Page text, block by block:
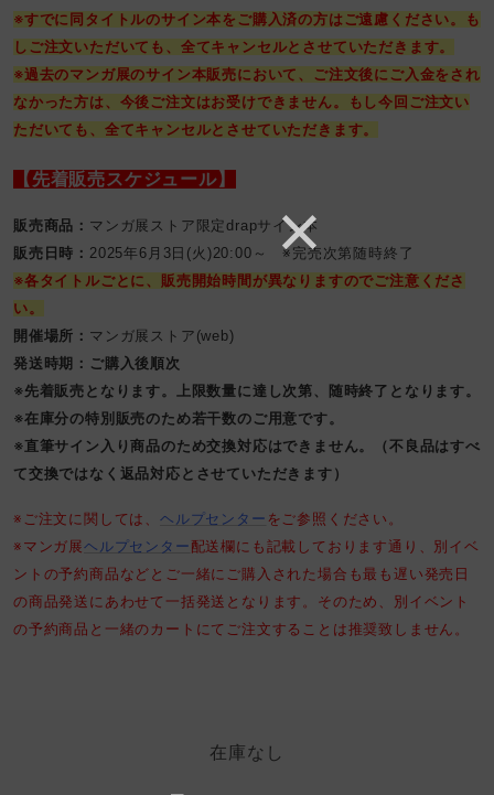
※すでに同タイトルのサイン本をご購入済の方はご遠慮ください。も
しご注文いただいても、全てキャンセルとさせていただきます。
※過去のマンガ展のサイン本販売において、ご注文後にご入金をされ
なかった方は、今後ご注文はお受けできません。もし今回ご注文い
ただいても、全てキャンセルとさせていただきます。
【先着販売スケジュール】
販売商品： マンガ展ストア限定drapサイン本
販売日時： 2025年6月3日(火)20:00～ ※完売次第随時終了
※各タイトルごとに、販売開始時間が異なりますのでご注意くださ
い。
開催場所： マンガ展ストア(web)
発送時期：ご購入後順次
※先着販売となります。上限数量に達し次第、随時終了となります。
※在庫分の特別販売のため若干数のご用意です。
※直筆サイン入り商品のため交換対応はできません。（不良品はすべ
て交換ではなく返品対応とさせていただきます）
※ご注文に関しては、 ヘルプセンター をご参照ください。
※ マンガ展ヘルプセンター 配送欄にも記載しております通り、別イベ
ントの予約商品などとご一緒にご購入された場合も最も遅い発売日
の商品発送にあわせて一括発送となります。そのため、別イベント
の予約商品と一緒のカートにてご注文することは推奨致しません。
在庫なし